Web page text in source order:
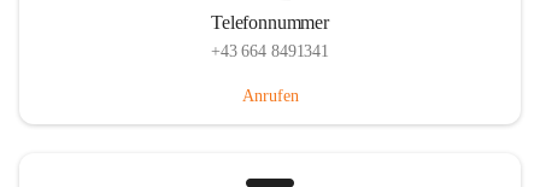
Telefonnummer
+43 664 8491341
Anrufen